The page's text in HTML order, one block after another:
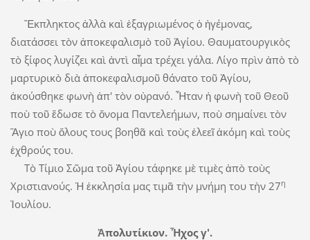
Ἔκπληκτος ἀλλὰ καὶ ἐξαγριωμένος ὁ ἡγέμονας,
διατάσσει τὸν ἀποκεφαλισμὸ τοῦ Ἁγίου. Θαυματουργικὸς
τὸ ξίφος λυγίζει καὶ ἀντὶ αἷμα τρέχει γάλα. Λίγο πρὶν ἀπὸ τὸ
μαρτυρικὸ διὰ ἀποκεφαλισμοῦ θάνατο τοῦ Ἁγίου,
ἀκούσθηκε φωνὴ ἀπ' τὸν οὐρανό. Ἦταν ἡ φωνὴ τοῦ Θεοῦ
ποὺ τοῦ ἔδωσε τὸ ὄνομα Παντελεήμων, ποὺ σημαίνει τὸν
Ἅγιο ποὺ ὅλους τους βοηθᾶ καὶ τοὺς ἐλεεῖ ἀκόμη καὶ τοὺς
ἐχθρούς του.
Τὸ Τίμιο Σῶμα τοῦ Ἁγίου τάφηκε μὲ τιμὲς ἀπὸ τοὺς
Χριστιανούς. Ἡ ἐκκλησία μας τιμᾶ τὴν μνήμη του τὴν 27η
Ἰουλίου.
Ἀπολυτίκιον. Ἦχος γ'.